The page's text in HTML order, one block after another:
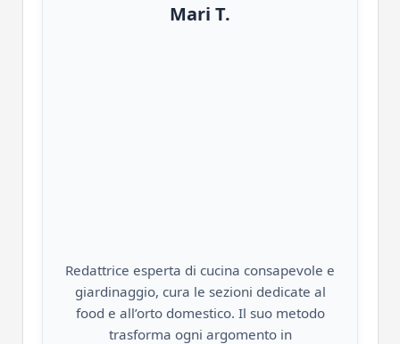
Mari T.
Redattrice esperta di cucina consapevole e
giardinaggio, cura le sezioni dedicate al
food e all’orto domestico. Il suo metodo
trasforma ogni argomento in